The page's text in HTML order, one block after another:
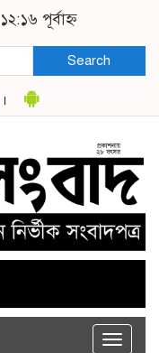
পূর্বাহ্ন
Search
Toggle